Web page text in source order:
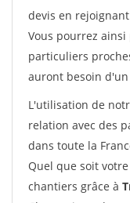
devis en
Vous pourrez ainsi
particuliers
auront besoin
L'utilisation de
relation avec des
dans toute la
Quel que soit
chantiers grâce à